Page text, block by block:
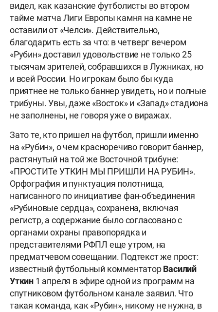
видел, как казанские футболисты во втором
тайме матча Лиги Европы камня на камне не
оставили от «Челси». Действительно,
благодарить есть за что: в четверг вечером
«Рубин» доставил удовольствие не только 25
тысячам зрителей, собравшихся в Лужниках, но
и всей России. Но игрокам было бы куда
приятнее не только баннер увидеть, но и полные
трибуны. Увы, даже «Восток» и «Запад» стадиона
не заполнены, не говоря уже о виражах.
Зато те, кто пришел на футбол, пришли именно
на «Рубин», о чем красноречиво говорит баннер,
растянутый на той же Восточной трибуне:
«ПРОСТИТе УТКИН МЫ ПРИШЛИ НА РУБИН».
Орфография и пунктуация полотнища,
написанного по инициативе фан-объединения
«Рубиновые сердца», сохранена, включая
регистр, а содержание было согласовано с
органами охраны правопорядка и
представителями РФПЛ еще утром, на
предматчевом совещании. Подтекст же прост:
известный футбольный комментаторВасилий
Уткин 1 апреля в эфире одной из программ на
спутниковом футбольном канале заявил. Что
такая команда, как «Рубин», никому не нужна, в